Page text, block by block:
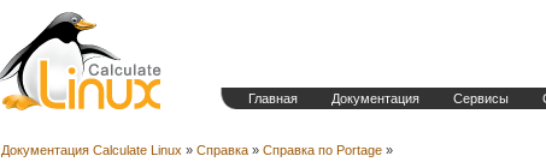
Главная Документация Сервисы
Документация Calculate Linux » Справка » Справка по Portage »